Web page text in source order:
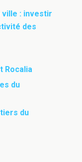
: investir
des
Rocalia
du
du